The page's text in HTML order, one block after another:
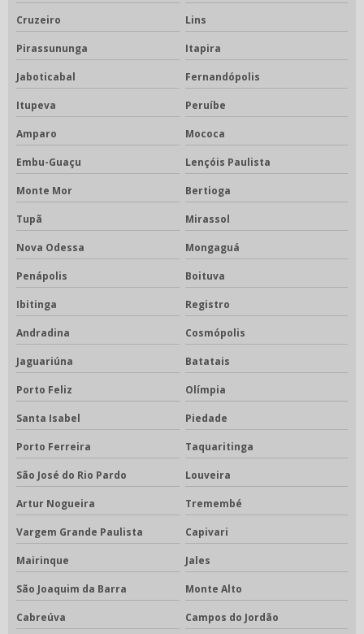
Cruzeiro Lins
Pirassununga Itapira
Jaboticabal Fernandópolis
Itupeva Peruíbe
Amparo Mococa
Embu-Guaçu Lençóis Paulista
Monte Mor Bertioga
Tupã Mirassol
Nova Odessa Mongaguá
Penápolis Boituva
Ibitinga Registro
Andradina Cosmópolis
Jaguariúna Batatais
Porto Feliz Olímpia
Santa Isabel Piedade
Porto Ferreira Taquaritinga
São José do Rio Pardo Louveira
Artur Nogueira Tremembé
Vargem Grande Paulista Capivari
Mairinque Jales
São Joaquim da Barra Monte Alto
Cabreúva Campos do Jordão